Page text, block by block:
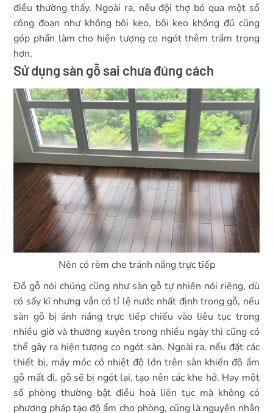
điều thường thấy. Ngoài ra, nếu đội thợ bỏ qua một số
công đoạn như không bôi keo, bôi keo không đủ cũng
góp phần làm cho hiện tượng co ngót thêm trầm trọng
hơn.
Sử dụng sàn gỗ sai chưa đúng cách
Nên có rèm che tránh nắng trực tiếp
Đồ gỗ nói chúng cũng như sàn gỗ tự nhiên nói riêng, dù
có sấy kĩ nhưng vẫn có tỉ lệ nước nhất định trong gỗ, nếu
sàn gỗ bị ánh nắng trực tiếp chiếu vào liêu tục trong
nhiều giờ và thường xuyên trong nhiều ngày thì cũng có
thể gây ra hiện tượng co ngót sàn. Ngoài ra, nếu đặt các
thiết bị, máy móc có nhiệt độ lớn trên sàn khiến độ ẩm
gỗ mất đi, gỗ sẽ bị ngót lại, tạo nên các khe hở. Hay một
số phòng thường bật điều hoà liên tục mà không có
phương pháp tạo độ ẩm cho phòng, cũng là nguyên nhân